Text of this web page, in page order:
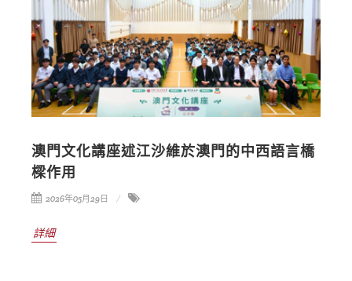
澳門文化講座述江沙維於澳門的中西語言橋
樑作用
2026年05月29日
詳細